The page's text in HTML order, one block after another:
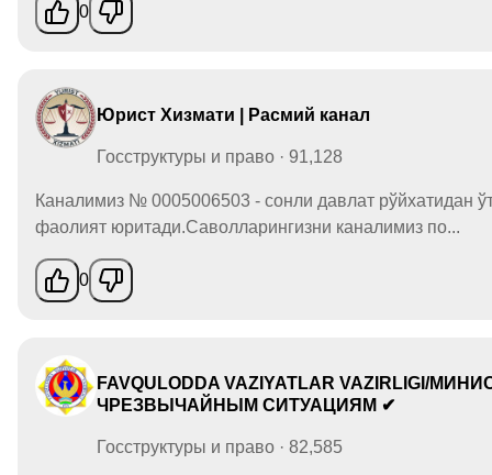
0
Юрист Хизмати | Расмий канал
Госструктуры и право · 91,128
Каналимиз № 0005006503 - сонли давлат рўйхатидан
фаолият юритади.Саволларингизни каналимиз по...
0
FAVQULODDA VAZIYATLAR VAZIRLIGI/
ЧРЕЗВЫЧАЙНЫМ СИТУАЦИЯМ ✔
Госструктуры и право · 82,585